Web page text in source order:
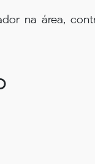
na área,